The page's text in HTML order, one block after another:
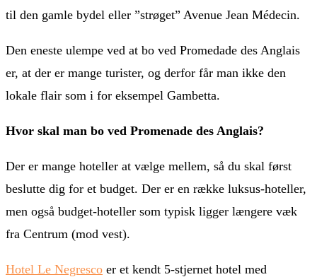
til den gamle bydel eller ”strøget” Avenue Jean Médecin.
Den eneste ulempe ved at bo ved Promedade des Anglais
er, at der er mange turister, og derfor får man ikke den
lokale flair som i for eksempel Gambetta.
Hvor skal man bo ved Promenade des Anglais?
Der er mange hoteller at vælge mellem, så du skal først
beslutte dig for et budget. Der er en række luksus-hoteller,
men også budget-hoteller som typisk ligger længere væk
fra Centrum (mod vest).
Hotel Le Negresco er et kendt 5-stjernet hotel med